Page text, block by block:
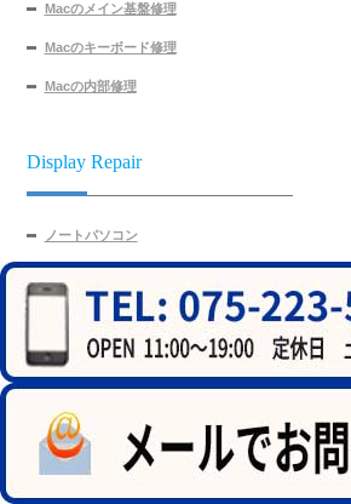
ホーム
Macのメイン基盤修理
Macのキーボード修理
Macの内部修理
Display Repair
ノートパソコン
タブレット
液晶修理対応メーカー
Technology